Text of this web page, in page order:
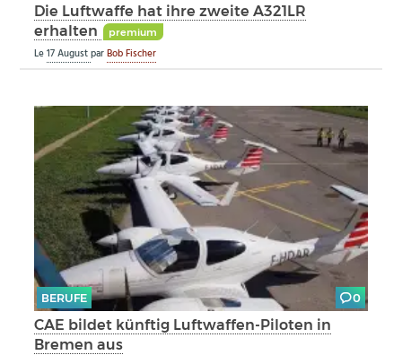
Die Luftwaffe hat ihre zweite A321LR
erhalten
premium
Le17 AugustparBob Fischer
BERUFE 0
CAE bildet künftig Luftwaffen-Piloten in
Bremen aus